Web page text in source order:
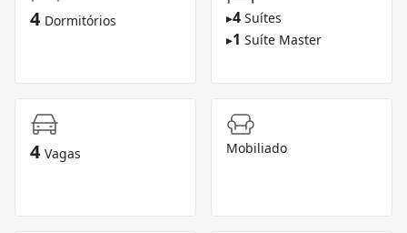
4 Dormitórios ▸4 Suítes
▸1 Suíte Master
4 Vagas Mobiliado